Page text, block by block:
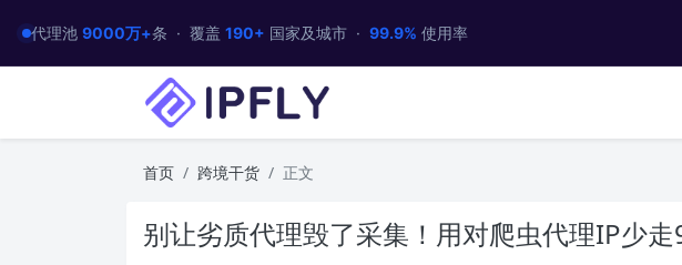
代理池 9000万+条 · 覆盖 190+ 国家及城市 · 99.9% 使用率
首页 跨境干货 正文
别让劣质代理毁了采集！用对爬虫代理IP少